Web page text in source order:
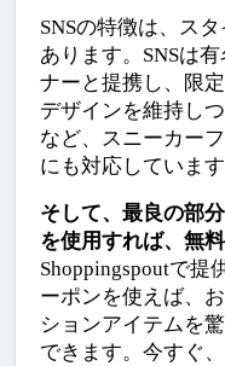
SNSの特徴は、ス
あります。SNSは
ナーと提携し、限
デザインを維持し
など、スニーカー
にも対応しています
そして、最良の部
を使用すれば、無
Shoppingspoutで提
ーポンを使えば、
ションアイテムを
できます。今すぐ